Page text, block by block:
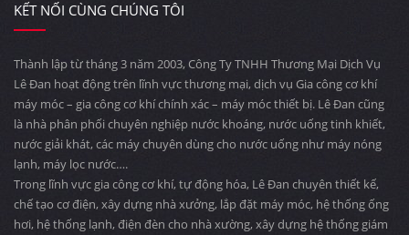
KẾT NỐI CÙNG CHÚNG TÔI
Thành lập từ tháng 3 năm 2003, Công Ty TNHH Thương Mại Dịch Vụ
Lê Đan hoạt động trên lĩnh vực thương mại, dịch vụ Gia công cơ khí
máy móc – gia công cơ khí chính xác – máy móc thiết bị. Lê Đan cũng
là nhà phân phối chuyên nghiệp nước khoáng, nước uống tinh khiết,
nước giải khát, các máy chuyên dùng cho nước uống như máy nóng
lạnh, máy lọc nước….
Trong lĩnh vực gia công cơ khí, tự động hóa, Lê Đan chuyên thiết kế,
chế tạo cơ điện, xây dựng nhà xưởng, lắp đặt máy móc, hệ thống ống
hơi, hệ thống lạnh, điện đèn cho nhà xường, xây dựng hệ thống giám